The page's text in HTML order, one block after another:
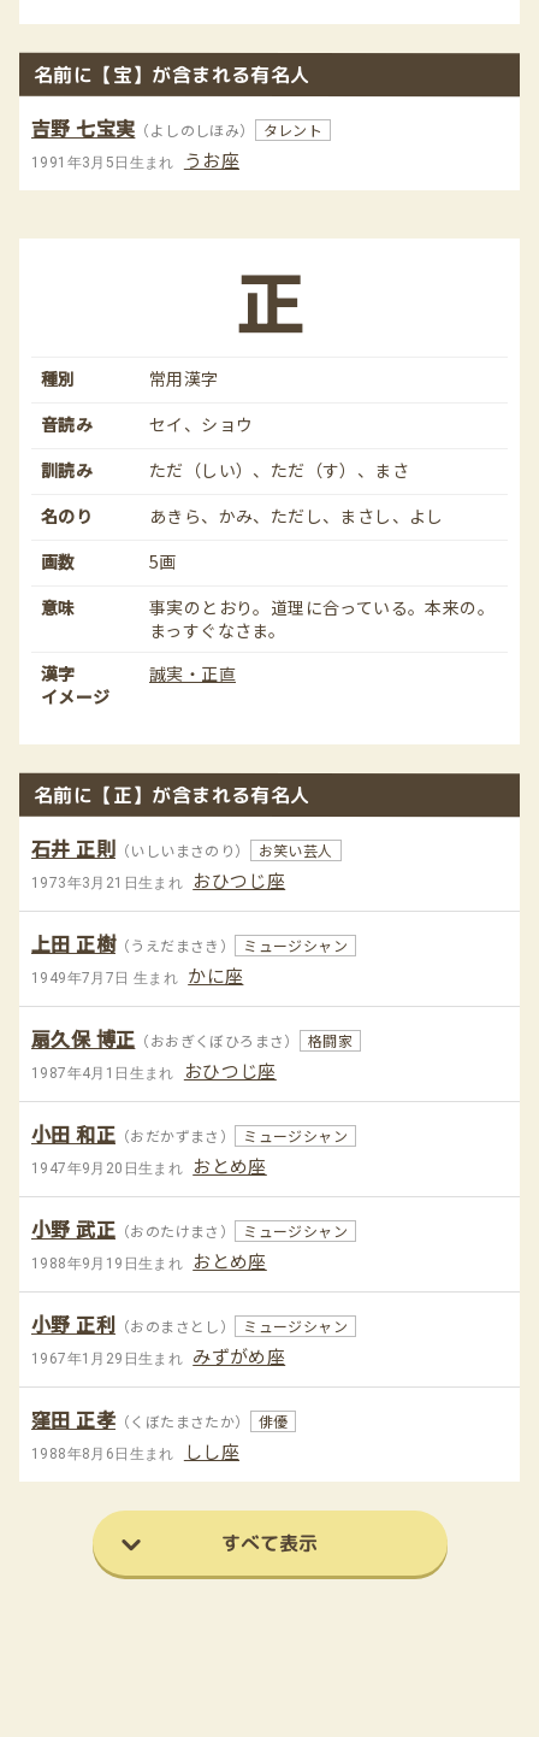
名前に【宝】が含まれる有名人
吉野 七宝実 （よしのしほみ） タレント
1991年3月5日生まれ うお座
正
種別
常用漢字
音読み
セイ、ショウ
訓読み
ただ（しい）、ただ（す）、まさ
名のり
あきら、かみ、ただし、まさし、よし
画数
5画
意味
事実のとおり。道理に合っている。本来の。
まっすぐなさま。
漢字
イメージ
誠実・正直
名前に【正】が含まれる有名人
石井 正則 （いしいまさのり） お笑い芸人
1973年3月21日生まれ おひつじ座
上田 正樹（うえだまさき） ミュージシャン
1949年7月7日 生まれ かに座
扇久保 博正 （おおぎくぼひろまさ） 格闘家
1987年4月1日生まれ おひつじ座
小田 和正 （おだかずまさ） ミュージシャン
1947年9月20日生まれ おとめ座
小野 武正 （おのたけまさ） ミュージシャン
1988年9月19日生まれ おとめ座
小野 正利 （おのまさとし） ミュージシャン
1967年1月29日生まれ みずがめ座
窪田 正孝 （くぼたまさたか） 俳優
1988年8月6日生まれ しし座
すべて表示